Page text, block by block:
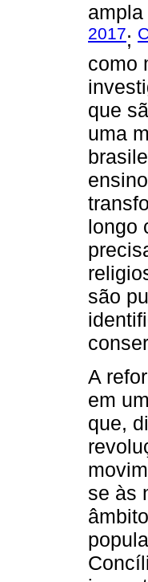
2017;
como
que
uma
longo
são
A
em
que,
se às